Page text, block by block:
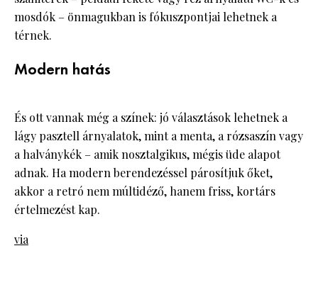
mosdók – önmagukban is fókuszpontjai lehetnek a
térnek.
Modern hatás
És ott vannak még a színek: jó választások lehetnek a
lágy pasztell árnyalatok, mint a menta, a rózsaszín vagy
a halványkék – amik nosztalgikus, mégis üde alapot
adnak. Ha modern berendezéssel párosítjuk őket,
akkor a retró nem múltidéző, hanem friss, kortárs
értelmezést kap.
via